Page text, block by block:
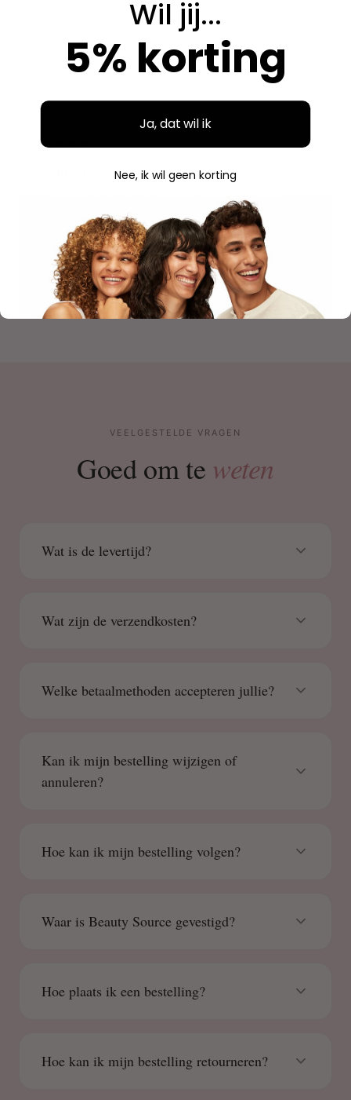
Aidan
Geverifieerde aankoop
"
"Fijne ervaring"
Duidelijke website, makkelijk bestellen en mooie
verpakking. Volgende keer weer.
S Savannah
Geverifieerde aankoop
VEELGESTELDE VRAGEN
Goed om te weten
Wat is de levertijd?
Wat zijn de verzendkosten?
Welke betaalmethoden accepteren jullie?
Kan ik mijn bestelling wijzigen of
annuleren?
Hoe kan ik mijn bestelling volgen?
Waar is Beauty Source gevestigd?
Hoe plaats ik een bestelling?
Hoe kan ik mijn bestelling retourneren?
Wil jij...
5% korting
Ja, dat wil ik
Nee, ik wil geen korting